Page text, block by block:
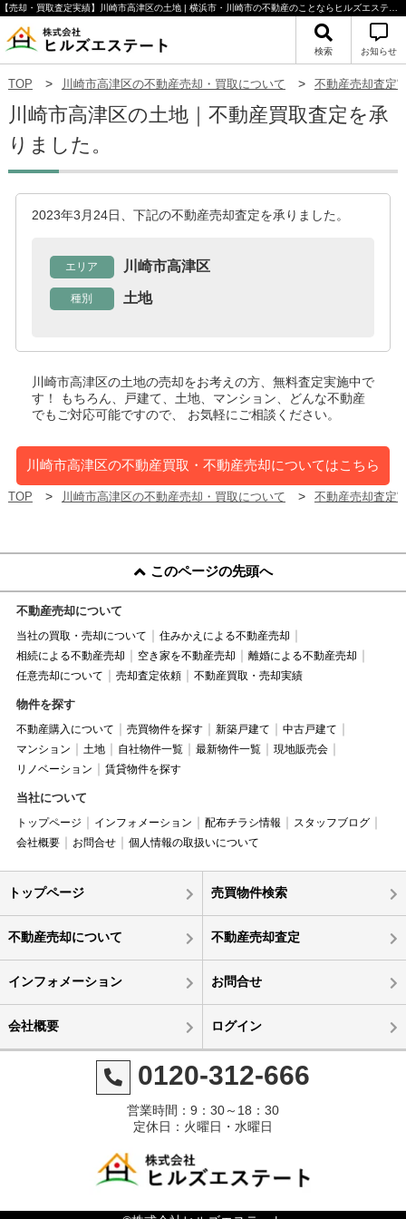
検索 お知らせ
TOP 川崎市高津区の不動産売却・買取について 不動産売却査定
川崎市高津区の土地｜不動産買取査定を承
りました。
2023年3月24日、下記の不動産売却査定を承りました。
エリア 川崎市高津区
種別 土地
川崎市高津区の土地の売却をお考えの方、無料査定実施中で
す！
もちろん、戸建て、土地、マンション、どんな不動産
でもご対応可能ですので、 お気軽にご相談ください。
川崎市高津区の不動産買取・不動産売却についてはこちら
TOP 川崎市高津区の不動産売却・買取について 不動産売却査定
このページの先頭へ
不動産売却について
当社の買取・売却について
住みかえによる不動産売却
相続による不動産売却
空き家を不動産売却
離婚による不動産売却
任意売却について
売却査定依頼 不動産買取・売却実績
物件を探す
不動産購入について 売買物件を探す 新築戸建て
中古戸建て
マンション
土地 自社物件一覧 最新物件一覧
現地販売会
リノベーション
賃貸物件を探す
当社について
トップページ インフォメーション 配布チラシ情報
スタッフブログ
会社概要
お問合せ 個人情報の取扱いについて
トップページ 売買物件検索
不動産売却について 不動産売却査定
インフォメーション お問合せ
会社概要 ログイン
0120-312-666
営業時間：9：30～18：30
定休日：火曜日・水曜日